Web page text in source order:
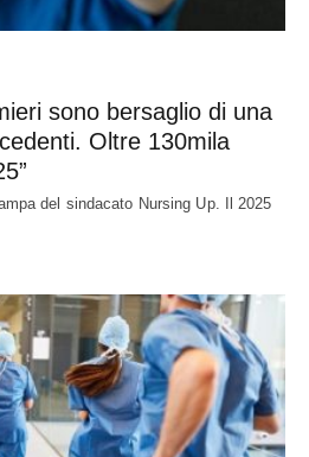
sono bersaglio di una
Oltre 130mila
del sindacato Nursing Up. Il 2025